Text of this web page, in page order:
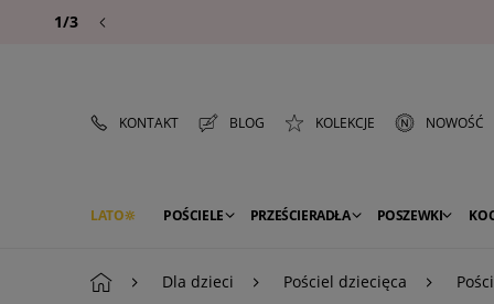
1/3
KONTAKT BLOG KOLEKCJE NOWOŚĆ
LATO POŚCIELE PRZEŚCIERADŁA POSZEWKI
Dla dzieci Pościel dziecięca